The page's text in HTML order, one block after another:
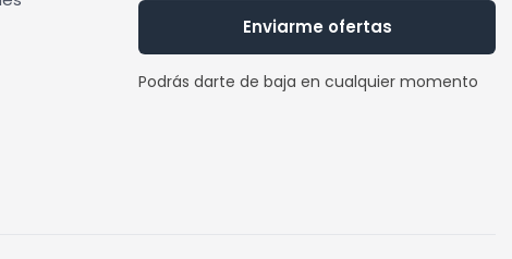
Enviarme ofertas
Podrás darte de baja en cualquier momento